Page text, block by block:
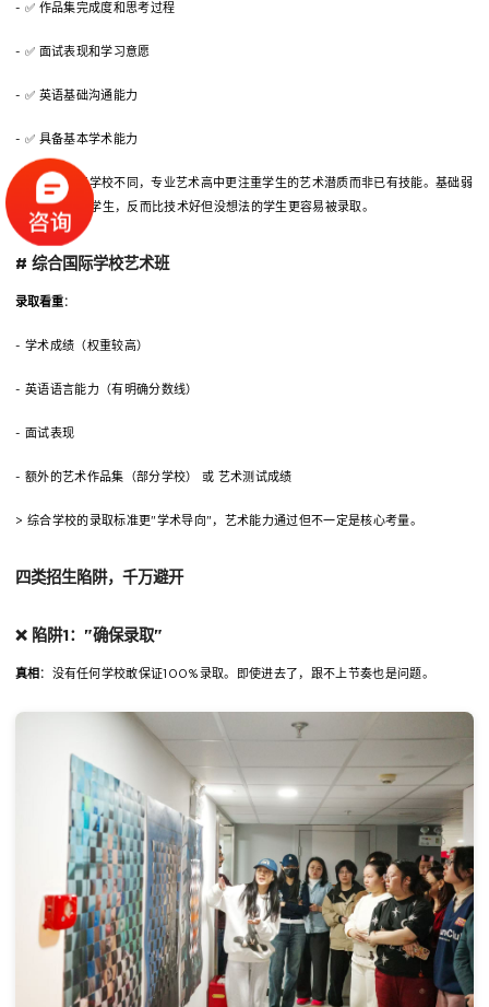
- ✅ 作品集完成度和思考过程
- ✅ 面试表现和学习意愿
- ✅ 英语基础沟通能力
- ✅ 具备基本学术能力
> 与综合国际学校不同，专业艺术高中更注重学生的艺术潜质而非已有技能。基础弱
但头脑灵活的学生，反而比技术好但没想法的学生更容易被录取。
# 综合国际学校艺术班
录取看重：
- 学术成绩（权重较高）
- 英语语言能力（有明确分数线）
- 面试表现
- 额外的艺术作品集（部分学校） 或 艺术测试成绩
> 综合学校的录取标准更"学术导向"，艺术能力通过但不一定是核心考量。
四类招生陷阱，千万避开
❌ 陷阱1："确保录取"
真相 ：没有任何学校敢保证100%录取。即使进去了，跟不上节奏也是问题。